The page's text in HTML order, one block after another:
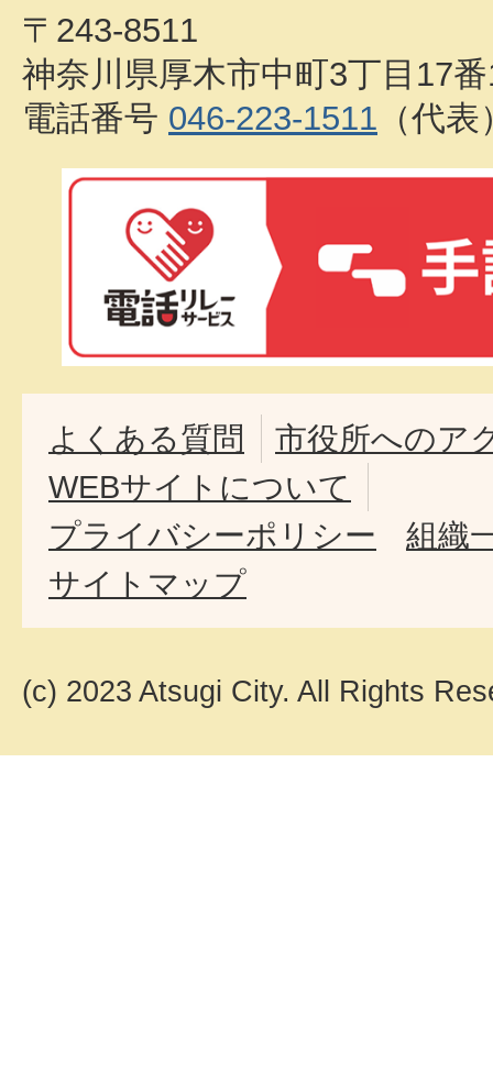
〒243-8511
神奈川県厚木市中町3丁目17
電話番号 046-223-1511 （代表
よくある質問
市役所へのア
WEBサイトについて
プライバシーポリシー
組織
サイトマップ
(c) 2023 Atsugi City. All Rights